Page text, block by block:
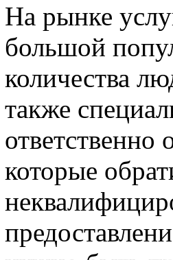
На рынке
большой
количества
также
которые